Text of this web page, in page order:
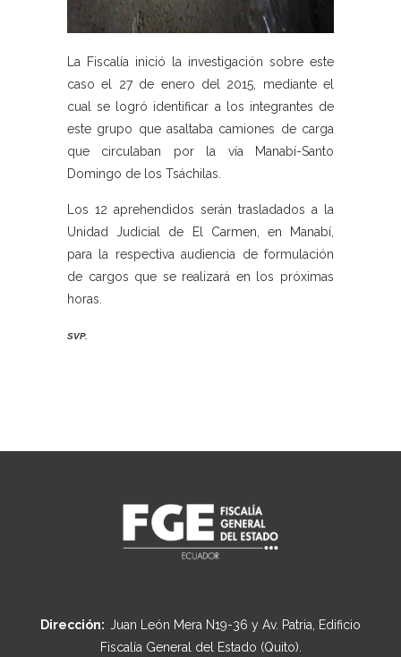
La Fiscalía inició la investigación sobre este
caso el 27 de enero del 2015, mediante el
cual se logró identificar a los integrantes de
este grupo que asaltaba camiones de carga
que circulaban por la vía Manabí-Santo
Domingo de los Tsáchilas.
Los 12 aprehendidos serán trasladados a la
Unidad Judicial de El Carmen, en Manabí,
para la respectiva audiencia de formulación
de cargos que se realizará en los próximas
horas.
SVP.
Dirección: Juan León Mera N19-36 y Av. Patria, Edificio
Fiscalía General del Estado (Quito).